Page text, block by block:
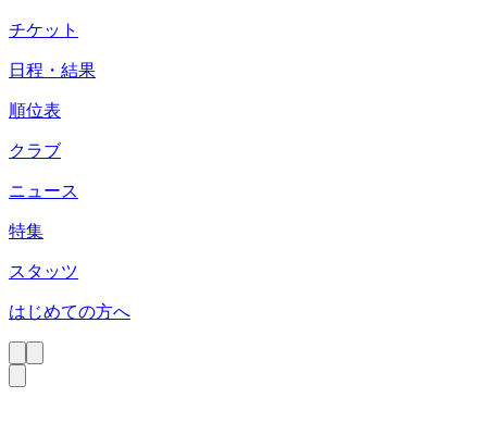
チケット
日程・結果
順位表
クラブ
ニュース
特集
スタッツ
はじめての方へ